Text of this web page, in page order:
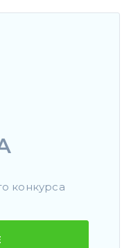
конкурса